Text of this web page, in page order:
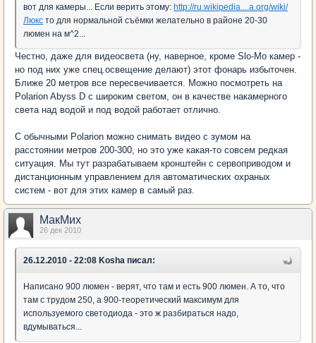
вот для камеры... Если верить этому: http://ru.wikipedia....a.org/wiki/
Люкс то для нормальной съёмки желательно в районе 20-30
люмен на м^2...
Честно, даже для видеосвета (ну, наверное, кроме Slo-Mo камер -
но под них уже спец.освещение делают) этот фонарь избыточен.
Ближе 20 метров все пересвечивается. Можно посмотреть на
Polarion Abyss D с широким светом, он в качестве накамерного
света над водой и под водой работает отлично.
С обычными Polarion можно снимать видео с зумом на
расстоянии метров 200-300, но это уже какая-то совсем редкая
ситуация. Мы тут разрабатываем кронштейн с сервоприводом и
дистанционным управлением для автоматических охраных
систем - вот для этих камер в самый раз.
МакМих
26 дек 2010
26.12.2010 - 22:08 Kosha писал:
Написано 900 люмен - верят, что там и есть 900 люмен. А то, что
там с трудом 250, а 900-теоретический максимум для
используемого светодиода - это ж разбираться надо,
вдумываться...